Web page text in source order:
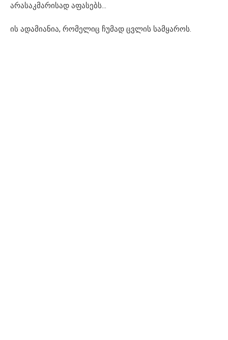
არასაკმარისად აფასებს…
ის ადამიანია, რომელიც ჩუმად ცვლის სამყაროს.